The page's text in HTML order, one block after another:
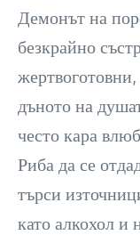
Демонът на
безкрайно
дъното на
често кара
Риба да се
търси
като алкохол и